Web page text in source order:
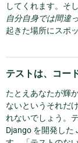
してくれます。そ
自分自身では間違
起きた場所にスポ
テストは、コー
たとえあなたが輝
ないというそれだ
れないでしょう。
Django を開発した